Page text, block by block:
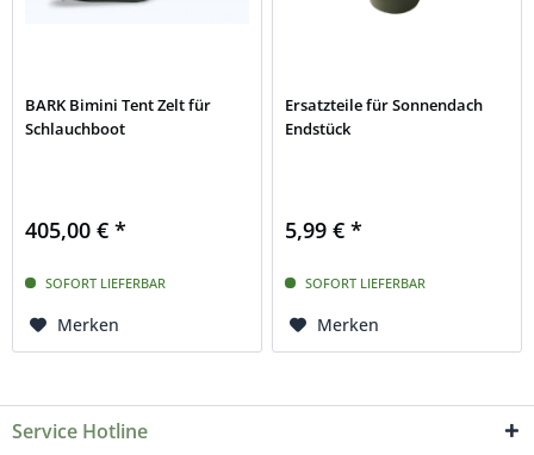
BARK Bimini Tent Zelt für
Schlauchboot
405,00 € *
SOFORT LIEFERBAR
Merken
Ersatzteile für Sonnendach
Endstück
5,99 € *
SOFORT LIEFERBAR
Merken
Service Hotline